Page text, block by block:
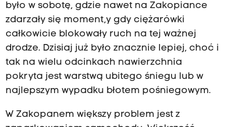
było w sobotę, gdzie nawet na Zakopiance
zdarzały się moment,y gdy ciężarówki
całkowicie blokowały ruch na tej ważnej
drodze. Dzisiaj już było znacznie lepiej, choć i
tak na wielu odcinkach nawierzchnia
pokryta jest warstwą ubitego śniegu lub w
najlepszym wypadku błotem pośniegowym.
W Zakopanem większy problem jest z